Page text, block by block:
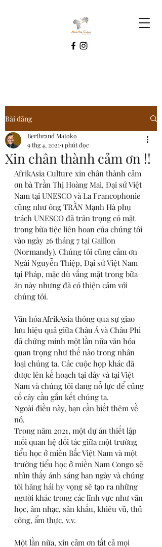
Bài đăng
Xin chân thành cảm ơn !!
Berthrand Matoko
9 thg 4, 2021 1 phút đọc
AfrikAsia Culture xin chân thành cảm
ơn bà Trần Thị Hoàng Mai, Đại sứ Việt
Nam tại UNESCO và La Francophonie
cũng như ông TRẦN Mạnh Hà phụ
trách UNESCO đã trân trọng có mặt
trong bữa tiệc liên hoan của chúng tôi
vào ngày 26 tháng 7 tại Gaillon
(Normandy). Chúng tôi cũng cảm ơn
Ngài Nguyễn Thiệp, Đại sứ Việt Nam
tại Pháp, mặc dù vắng mặt trong bữa
ăn này nhưng đã có thiện cảm với
chúng tôi.
Văn hóa AfrikAsia thông qua sự giao
lưu hiệu quả giữa Châu Á và Châu Phi
đã chứng minh một lần nữa văn hóa
quan trọng như thế nào trong nhân
loại chúng ta. Các cuộc họp khác đã
được lên kế hoạch tại đây và tại Việt
Nam và chúng tôi đang nỗ lực để củng
cố cây cầu gắn kết chúng ta.
Ngoài điều này, bạn cần biết thêm về
nó.
Trong năm 2021, một dự án thiết lập
mối quan hệ đối tác giữa một trường
tiểu học ở miền Bắc Việt Nam và một
trường tiểu học ở miền Nam Congo sẽ
nhìn thấy ánh sáng ban ngày và chúng
tôi hăng hái hy vọng sẽ tạo ra những
người khác trong các lĩnh vực như văn
học, âm nhạc, sân khấu, khiêu vũ, thủ
công, ẩm thực, v.v.
Một lần nữa, xin cảm ơn tất cả mọi